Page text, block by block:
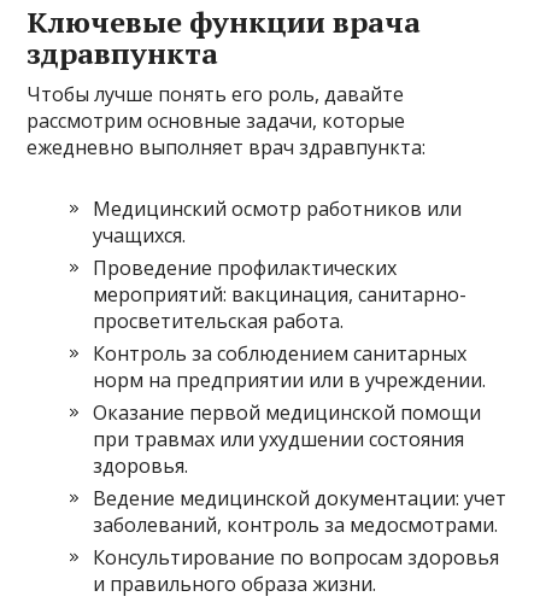
Ключевые функции врача
здравпункта
Чтобы лучше понять его роль, давайте
рассмотрим основные задачи, которые
ежедневно выполняет врач здравпункта:
Медицинский осмотр работников или
учащихся.
Проведение профилактических
мероприятий: вакцинация, санитарно-
просветительская работа.
Контроль за соблюдением санитарных
норм на предприятии или в учреждении.
Оказание первой медицинской помощи
при травмах или ухудшении состояния
здоровья.
Ведение медицинской документации: учет
заболеваний, контроль за медосмотрами.
Консультирование по вопросам здоровья
и правильного образа жизни.